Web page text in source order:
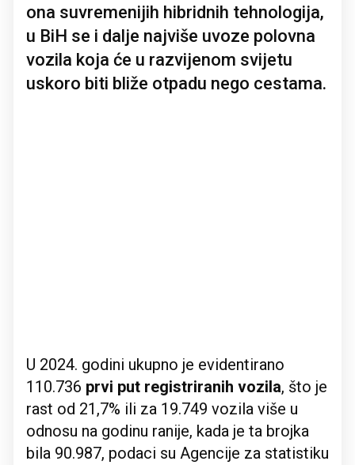
ona suvremenijih hibridnih tehnologija,
u BiH se i dalje najviše uvoze polovna
vozila koja će u razvijenom svijetu
uskoro biti bliže otpadu nego cestama.
U 2024. godini ukupno je evidentirano
110.736 prvi put registriranih vozila, što je
rast od 21,7% ili za 19.749 vozila više u
odnosu na godinu ranije, kada je ta brojka
bila 90.987, podaci su Agencije za statistiku